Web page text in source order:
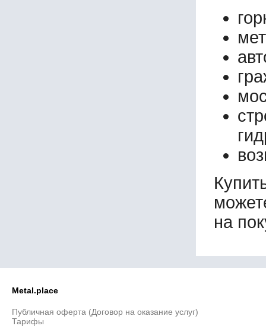
на
Metal.place
Публичная оферта (Договор на оказание услуг)
Тарифы